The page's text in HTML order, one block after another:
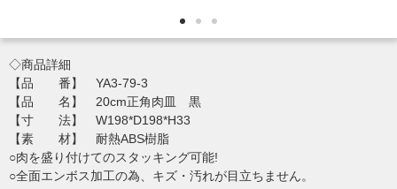
◇商品詳細
【品 番】 YA3-79-3
【品 名】 20cm正角肉皿 黒
【寸 法】 W198*D198*H33
【素 材】 耐熱ABS樹脂
○肉を盛り付けてのスタッキング可能!
○全面エンボス加工の為、キズ・汚れが目立ちません。